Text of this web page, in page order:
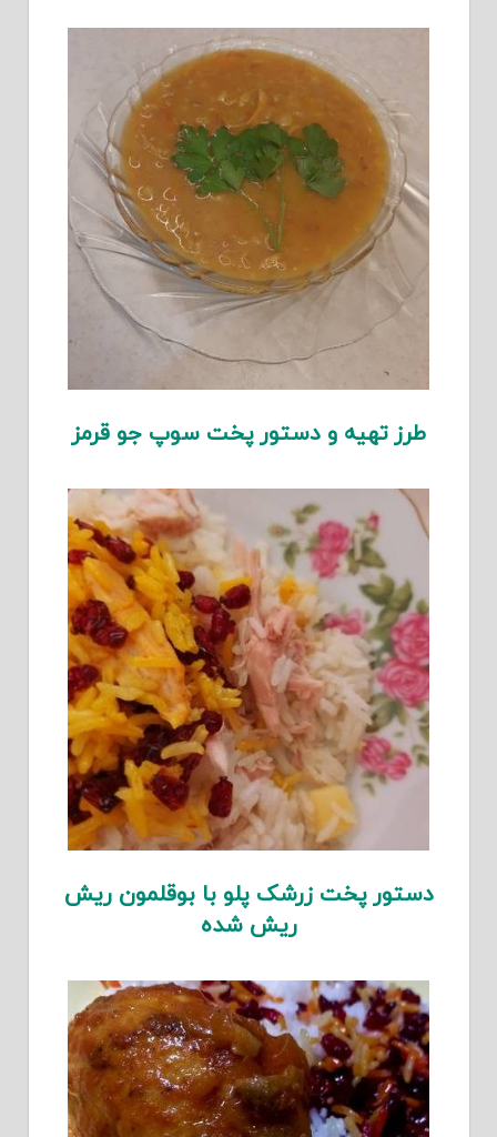
طرز تهیه و دستور پخت سوپ جو قرمز
دستور پخت زرشک پلو با بوقلمون ریش
ریش شده